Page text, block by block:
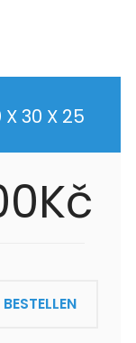
X 30 X 25
BESTELLEN